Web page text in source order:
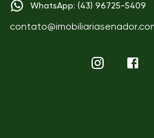
WhatsApp: (43) 96725-5409